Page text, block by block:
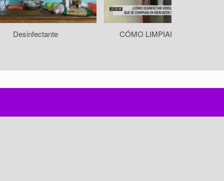
Desinfectante CÓMO LIMPIAR ZAPATOS